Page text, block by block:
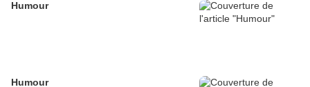
Humour
Humour